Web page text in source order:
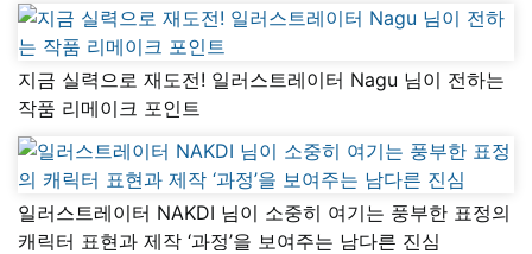
지금 실력으로 재도전! 일러스트레이터 Nagu 님이 전하는
작품 리메이크 포인트
일러스트레이터 NAKDI 님이 소중히 여기는 풍부한 표정의
캐릭터 표현과 제작 ‘과정’을 보여주는 남다른 진심